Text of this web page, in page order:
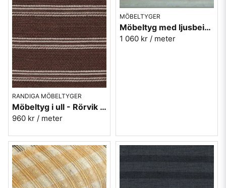
RANDIGA MÖBELTYGER
Möbeltyg i ull - Rörvik randig brun nr.82 - Berghem
960 kr / meter
MÖBELTYGER
Möbeltyg med ljusbeige ränder - Magnus nr.01
1 060 kr / meter